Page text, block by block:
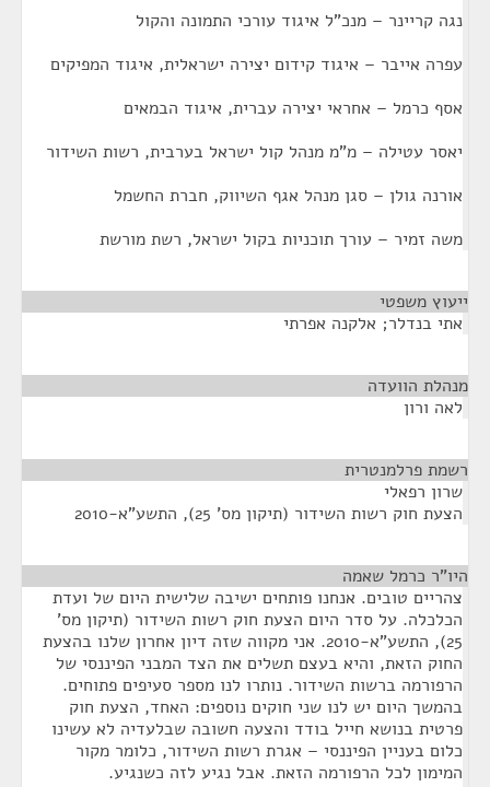
נגה קריינר – מנכ"ל איגוד עורכי התמונה והקול
עפרה אייבר – איגוד קידום יצירה ישראלית, איגוד המפיקים
אסף כרמל – אחראי יצירה עברית, איגוד הבמאים
יאסר עטילה – מ"מ מנהל קול ישראל בערבית, רשות השידור
אורנה גולן – סגן מנהל אגף השיווק, חברת החשמל
משה זמיר – עורך תוכניות בקול ישראל, רשת מורשת
ייעוץ משפטי
אתי בנדלר; אלקנה אפרתי
מנהלת הוועדה
לאה ורון
רשמת פרלמנטרית
שרון רפאלי
הצעת חוק רשות השידור (תיקון מס' 25), התשע"א-2010
היו"ר כרמל שאמה
צהריים טובים. אנחנו פותחים ישיבה שלישית היום של ועדת
הכלכלה. על סדר היום הצעת חוק רשות השידור (תיקון מס'
25), התשע"א-2010. אני מקווה שזה דיון אחרון שלנו בהצעת
החוק הזאת, והיא בעצם תשלים את הצד המבני הפיננסי של
הרפורמה ברשות השידור. נותרו לנו מספר סעיפים פתוחים.
בהמשך היום יש לנו שני חוקים נוספים: האחד, הצעת חוק
פרטית בנושא חייל בודד והצעה חשובה שבלעדיה לא עשינו
כלום בעניין הפיננסי – אגרת רשות השידור, כלומר מקור
המימון לכל הרפורמה הזאת. אבל נגיע לזה כשנגיע.